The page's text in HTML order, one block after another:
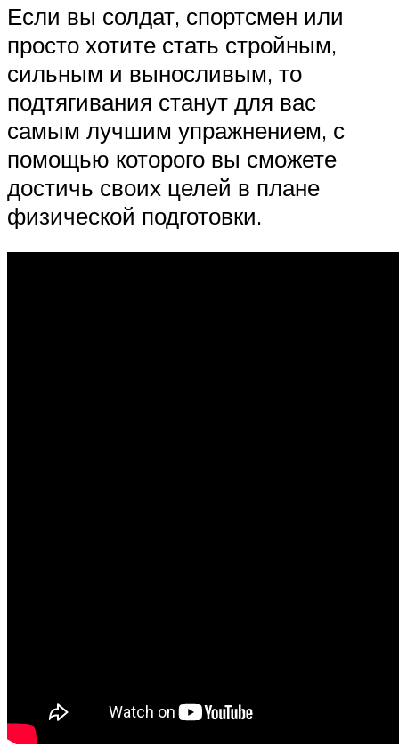
Если вы солдат, спортсмен или
просто хотите стать стройным,
сильным и выносливым, то
подтягивания станут для вас
самым лучшим упражнением, с
помощью которого вы сможете
достичь своих целей в плане
физической подготовки.